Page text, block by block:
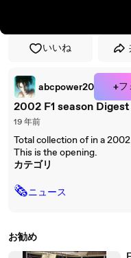
いいね
abcpower20 +フ
2002 F1
19 年前
Total collection of in a 2002
This is the opening.
カテゴリ
🗞ニュース
お勧め